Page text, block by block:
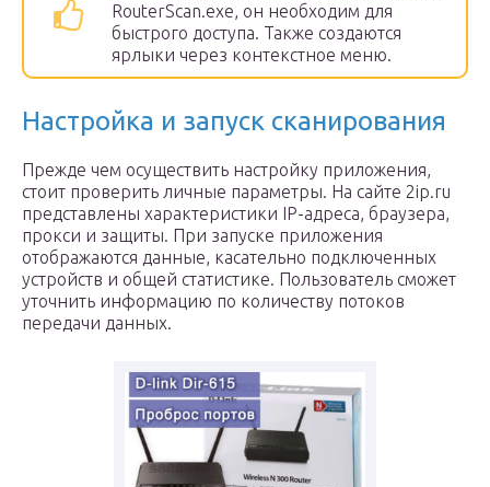
RouterScan.exe, он необходим для
быстрого доступа. Также создаются
ярлыки через контекстное меню.
Настройка и запуск сканирования
Прежде чем осуществить настройку приложения,
стоит проверить личные параметры. На сайте 2ip.ru
представлены характеристики IP-адреса, браузера,
прокси и защиты. При запуске приложения
отображаются данные, касательно подключенных
устройств и общей статистике. Пользователь сможет
уточнить информацию по количеству потоков
передачи данных.